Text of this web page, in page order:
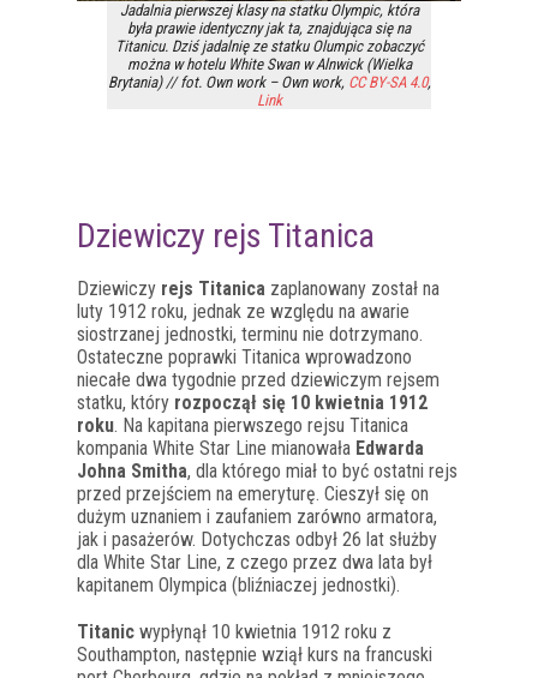
Jadalnia pierwszej klasy na statku Olympic, która
była prawie identyczny jak ta, znajdująca się na
Titanicu. Dziś jadalnię ze statku Olumpic zobaczyć
można w hotelu White Swan w Alnwick (Wielka
Brytania) // fot. Own work– Own work, CC BY-SA 4.0,
Link
Dziewiczy rejs Titanica
Dziewiczy rejs Titanica zaplanowany został na
luty 1912 roku, jednak ze względu na awarie
siostrzanej jednostki, terminu nie dotrzymano.
Ostateczne poprawki Titanica wprowadzono
niecałe dwa tygodnie przed dziewiczym rejsem
statku, który rozpoczął się 10 kwietnia 1912
roku. Na kapitana pierwszego rejsu Titanica
kompania White Star Line mianowała Edwarda
Johna Smitha, dla którego miał to być ostatni rejs
przed przejściem na emeryturę. Cieszył się on
dużym uznaniem i zaufaniem zarówno armatora,
jak i pasażerów. Dotychczas odbył 26 lat służby
dla White Star Line, z czego przez dwa lata był
kapitanem Olympica (bliźniaczej jednostki).
Titanic wypłynął 10 kwietnia 1912 roku z
Southampton, następnie wziął kurs na francuski